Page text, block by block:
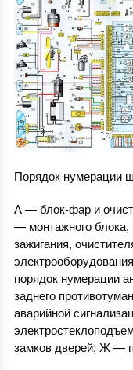
Порядок нумерации
А — блок-фар и
— монтажного
зажигания,
порядок нумерации
заднего
аварийной
замков дверей; Ж —